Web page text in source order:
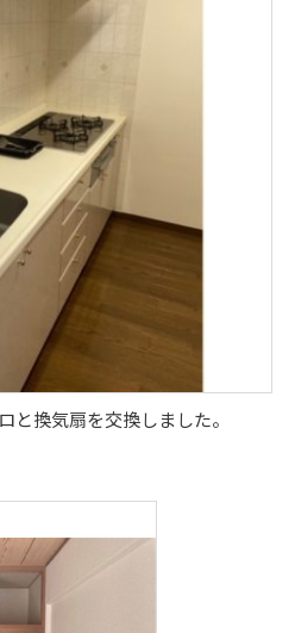
と換気扇を交換しました。